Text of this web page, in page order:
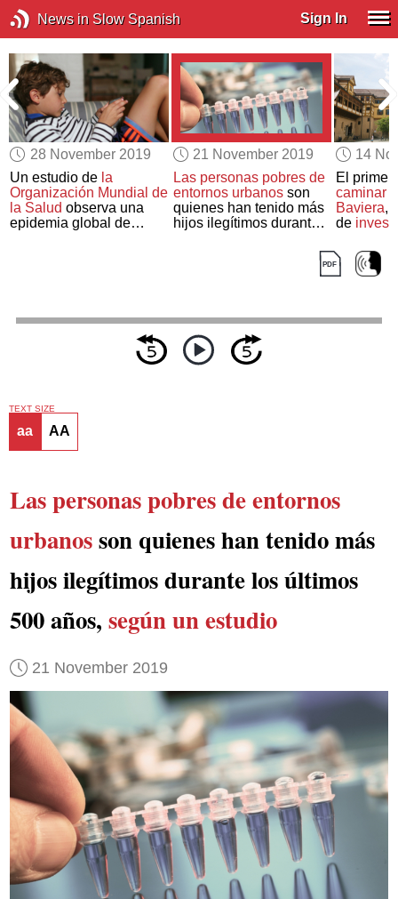
News in Slow Spanish Sign In
28 November 2019
Un estudio de la
Organización Mundial de
la Salud observa una
epidemia global de
21 November 2019
Las personas pobres de
entornos urbanosson
quienes han tenido más
hijos ilegítimos durante
14
El primer
caminar
Baviera,
de
TEXT SIZE
aa AA
Las personas pobres de entornos
urbanosson quienes han tenido más
hijos ilegítimos durante los últimos
500 años, según un estudio
21 November 2019